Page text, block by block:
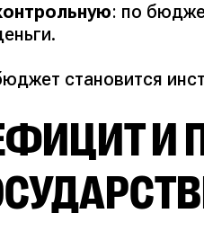
: по
становится
И